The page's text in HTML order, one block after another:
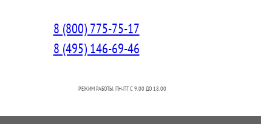
8 (800) 775-75-17
8 (495) 146-69-46
РЕЖИМ РАБОТЫ: ПН-ПТ C 9.00 ДО 18.00